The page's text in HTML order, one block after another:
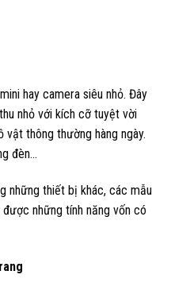
hay camera siêu nhỏ. Đây
nhỏ với kích cỡ tuyệt vời
thông thường hàng ngày.
đèn…
những thiết bị khác, các mẫu
những tính năng vốn có